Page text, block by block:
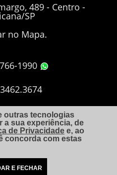
489 - Centro -
SP
no Mapa.
1990
outras tecnologias
a sua experiência, de
de Privacidade e, ao
concorda com estas
E FECHAR